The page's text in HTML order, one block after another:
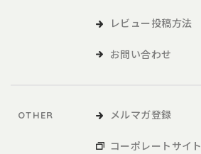
レビュー投稿方法
お問い合わせ
OTHER メルマガ登録
コーポレートサイト